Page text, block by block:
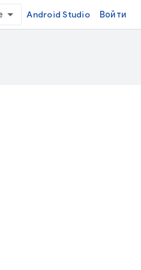
Android Studio Войти